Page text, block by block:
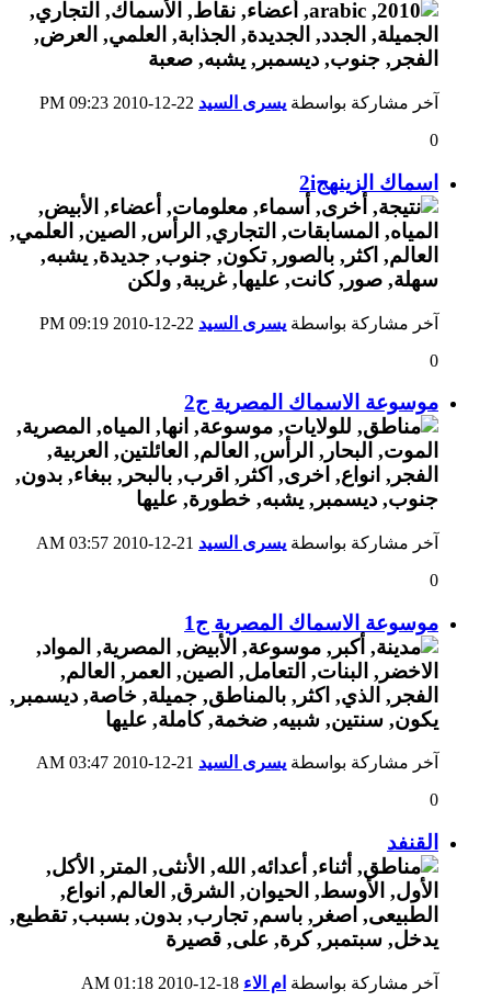
آخر مشاركة بواسطة يسرى السيد
09:23 PM
0
اسماك الزينهج2i
آخر مشاركة بواسطة يسرى السيد
09:19 PM
0
موسوعة الاسماك المصرية ج2
آخر مشاركة بواسطة يسرى السيد
03:57 AM
0
موسوعة الاسماك المصرية ج1
آخر مشاركة بواسطة يسرى السيد
03:47 AM
0
القنفد
آخر مشاركة بواسطة ام الاء
01:18 AM